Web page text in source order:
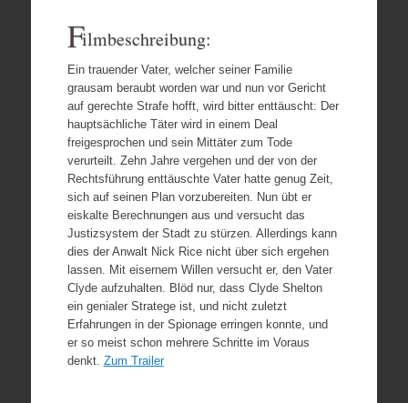
Filmbeschreibung:
Ein trauender Vater, welcher seiner Familie
grausam beraubt worden war und nun vor Gericht
auf gerechte Strafe hofft, wird bitter enttäuscht: Der
hauptsächliche Täter wird in einem Deal
freigesprochen und sein Mittäter zum Tode
verurteilt. Zehn Jahre vergehen und der von der
Rechtsführung enttäuschte Vater hatte genug Zeit,
sich auf seinen Plan vorzubereiten. Nun übt er
eiskalte Berechnungen aus und versucht das
Justizsystem der Stadt zu stürzen. Allerdings kann
dies der Anwalt Nick Rice nicht über sich ergehen
lassen. Mit eisernem Willen versucht er, den Vater
Clyde aufzuhalten. Blöd nur, dass Clyde Shelton
ein genialer Stratege ist, und nicht zuletzt
Erfahrungen in der Spionage erringen konnte, und
er so meist schon mehrere Schritte im Voraus
denkt. Zum Trailer